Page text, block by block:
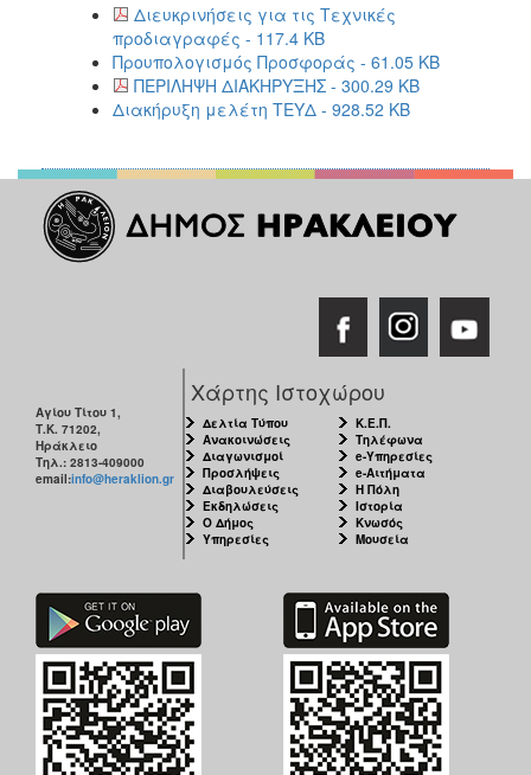
Διευκρινήσεις για τις Τεχνικές
προδιαγραφές - 117.4 KB
Προυπολογισμός Προσφοράς - 61.05 KB
ΠΕΡΙΛΗΨΗ ΔΙΑΚΗΡΥΞΗΣ - 300.29 KB
Διακήρυξη μελέτη ΤΕΥΔ - 928.52 KB
Αγίου Τίτου 1,
Τ.Κ. 71202,
Ηράκλειο
Τηλ.: 2813-409000
email:info@heraklion.gr
Χάρτης Ιστοχώρου
Δελτία Τύπου
Ανακοινώσεις
Διαγωνισμοί
Προσλήψεις
Διαβουλεύσεις
Εκδηλώσεις
Ο Δήμος
Υπηρεσίες
Κ.Ε.Π.
Τηλέφωνα
e-Υπηρεσίες
e-Αιτήματα
Η Πόλη
Ιστορία
Κνωσός
Μουσεία